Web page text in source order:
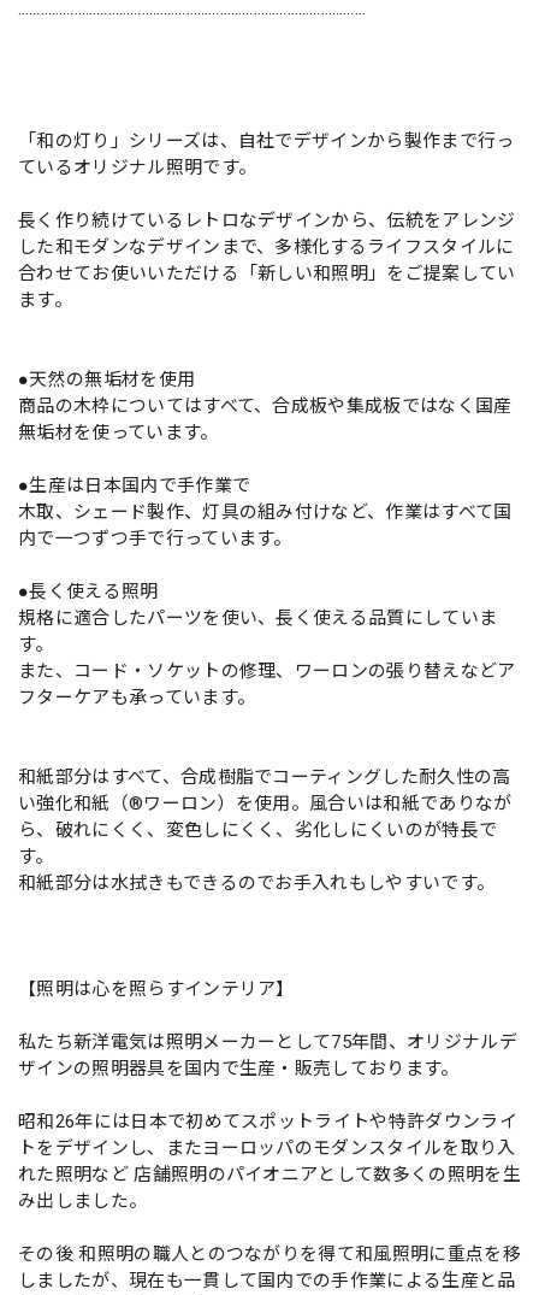
…………………………………………………………………………………
「和の灯り」シリーズは、自社でデザインから製作まで行っ
ているオリジナル照明です。
長く作り続けているレトロなデザインから、伝統をアレンジ
した和モダンなデザインまで、多様化するライフスタイルに
合わせてお使いいただける「新しい和照明」をご提案してい
ます。
●天然の無垢材を使用
商品の木枠についてはすべて、合成板や集成板ではなく国産
無垢材を使っています。
●生産は日本国内で手作業で
木取、シェード製作、灯具の組み付けなど、作業はすべて国
内で一つずつ手で行っています。
●長く使える照明
規格に適合したパーツを使い、長く使える品質にしていま
す。
また、コード・ソケットの修理、ワーロンの張り替えなどア
フターケアも承っています。
和紙部分はすべて、合成樹脂でコーティングした耐久性の高
い強化和紙（®ワーロン）を使用。風合いは和紙でありなが
ら、破れにくく、変色しにくく、劣化しにくいのが特長で
す。
和紙部分は水拭きもできるのでお手入れもしやすいです。
【照明は心を照らすインテリア】
私たち新洋電気は照明メーカーとして75年間、オリジナルデ
ザインの照明器具を国内で生産・販売しております。
昭和26年には日本で初めてスポットライトや特許ダウンライ
トをデザインし、またヨーロッパのモダンスタイルを取り入
れた照明など 店舗照明のパイオニアとして数多くの照明を生
み出しました。
その後 和照明の職人とのつながりを得て和風照明に重点を移
しましたが、現在も一貫して国内での手作業による生産と品